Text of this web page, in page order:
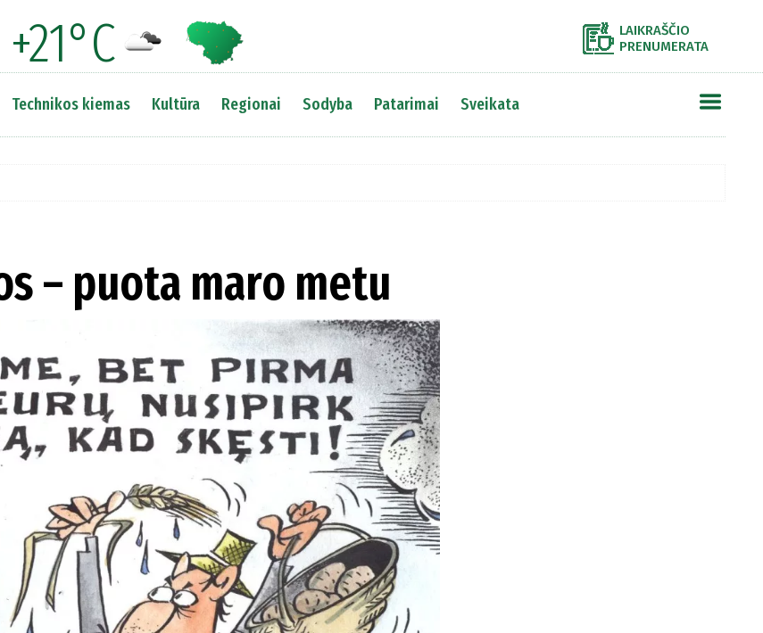
+21°C
LAIKRAŠČIO
PRENUMERATA
Technikos kiemas Kultūra Regionai Sodyba Patarimai Sveikata
– puota maro metu